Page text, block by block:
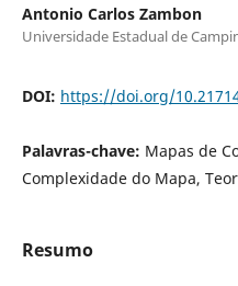
Antonio Carlos Zambon
Universidade Estadual de
DOI: https://doi.org/
Palavras-chave: Mapas de
Complexidade do Mapa,
Resumo